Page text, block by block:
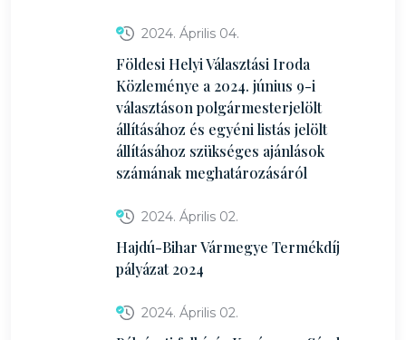
2024. Április 04.
Földesi Helyi Választási Iroda
Közleménye a 2024. június 9-i
választáson polgármesterjelölt
állításához és egyéni listás jelölt
állításához szükséges ajánlások
számának meghatározásáról
2024. Április 02.
Hajdú-Bihar Vármegye Termékdíj
pályázat 2024
2024. Április 02.